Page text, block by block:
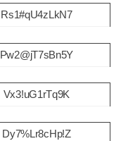
Rs1#qU4zLkN7
Pw2@jT7sBn5Y
Vx3!uG1rTq9K
Dy7%Lr8cHp!Z